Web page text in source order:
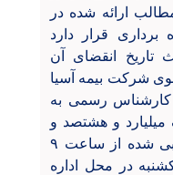
ارائه شده در
قرار دارد
تاریخ انقضای آن
۹۹/۰۵/۱۴ از سوی شرکت بیمه آسیا
کارشناس رسمی به
ريال ( یک میلیارد و هشتصد و
پنجاه و دو میلیون ريال ) ارزیابی شده از ساعت ۹
۹۹/۰۷/۲۰ روز یکشنبه در محل اداره